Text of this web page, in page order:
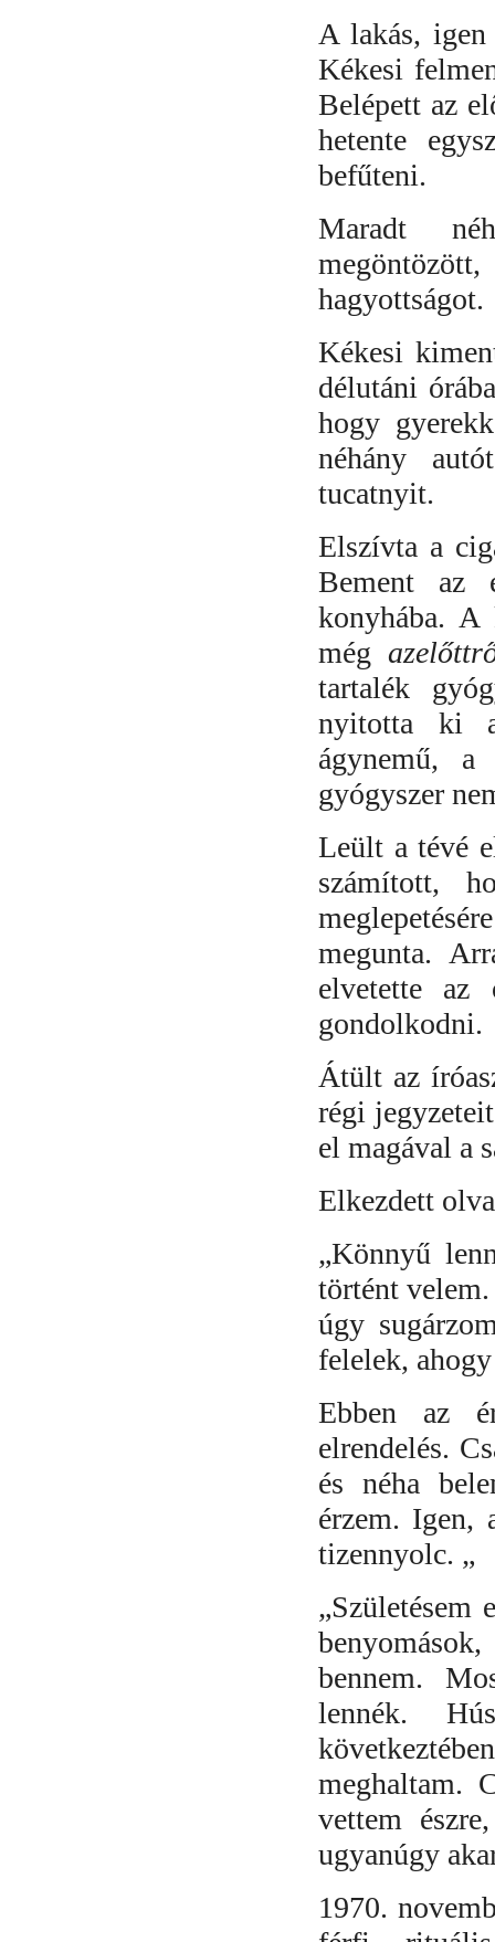
A lakás, igen
Kékesi
Belépett az
hetente
befűteni.
Maradt
hagyottságot.
Kékesi
délutáni
hogy
néhány
tucatnyit.
Elszívta a
Bement az
konyhába. A
még
tartalék
nyitotta ki a
ágynemű,
gyógyszer
Leült a tévé
számított,
megunta.
elvetette az
gondolkodni.
Átült az
régi
el magával a
Elkezdett
„Könnyű
történt velem.
úgy
felelek,
Ebben az
elrendelés.
és néha
érzem. Igen,
tizennyolc. „
„Születésem
bennem.
lennék.
meghaltam.
vettem
ugyanúgy
1970.